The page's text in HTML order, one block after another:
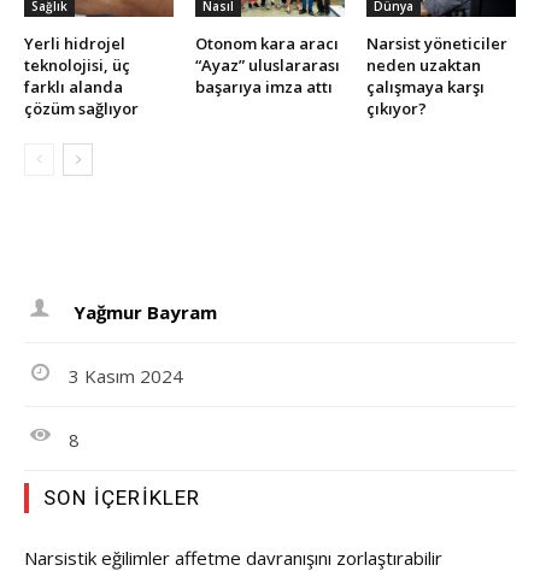
Sağlık
Yerli hidrojel
teknolojisi, üç
farklı alanda
çözüm sağlıyor
Nasıl
Otonom kara aracı
“Ayaz” uluslararası
başarıya imza attı
Dünya
Narsist yöneticiler
neden uzaktan
çalışmaya karşı
çıkıyor?
Yağmur Bayram
3 Kasım 2024
8
SON İÇERIKLER
Narsistik eğilimler affetme davranışını zorlaştırabilir